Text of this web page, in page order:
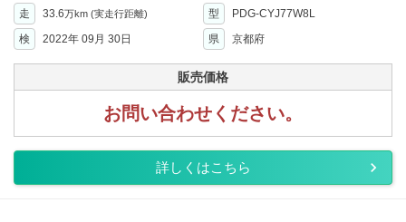
走 33.6万km (実走行距離) 型
PDG-CYJ77W8L
検
2022年 09月 30日 県 京都府
販売価格
お問い合わせください。
詳しくはこちら